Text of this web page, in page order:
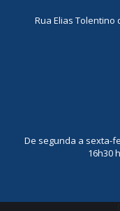
Rua Elias Tolentino
De segunda a sexta-
16h30